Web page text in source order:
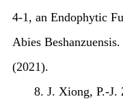
4-1, an Endophytic
Abies Beshanzuensis.
(2021).
8. J. Xiong, P.-J.